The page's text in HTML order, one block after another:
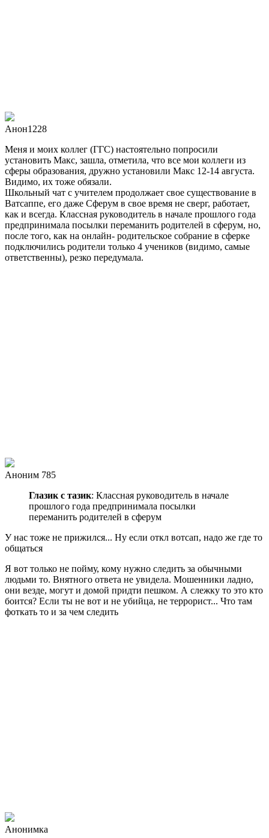
Анон1228
Меня и моих коллег (ГГС) настоятельно попросили
установить Макс, зашла, отметила, что все мои коллеги из
сферы образования, дружно установили Макс 12-14 августа.
Видимо, их тоже обязали.
Школьный чат с учителем продолжает свое существование в
Ватсаппе, его даже Сферум в свое время не сверг, работает,
как и всегда. Классная руководитель в начале прошлого года
предпринимала посылки переманить родителей в сферум, но,
после того, как на онлайн- родительское собрание в сферке
подключились родители только 4 учеников (видимо, самые
ответственны), резко передумала.
Аноним 785
Глазик с тазик: Классная руководитель в начале
прошлого года предпринимала посылки
переманить родителей в сферум
У нас тоже не прижился... Ну если откл вотсап, надо же где то
общаться
Я вот только не пойму, кому нужно следить за обычными
людьми то. Внятного ответа не увидела. Мошенники ладно,
они везде, могут и домой придти пешком. А слежку то это кто
боится? Если ты не вот и не убийца, не террорист... Что там
фоткать то и за чем следить
Анонимка